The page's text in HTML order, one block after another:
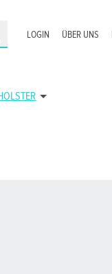
ÜBER UNS
LOGIN